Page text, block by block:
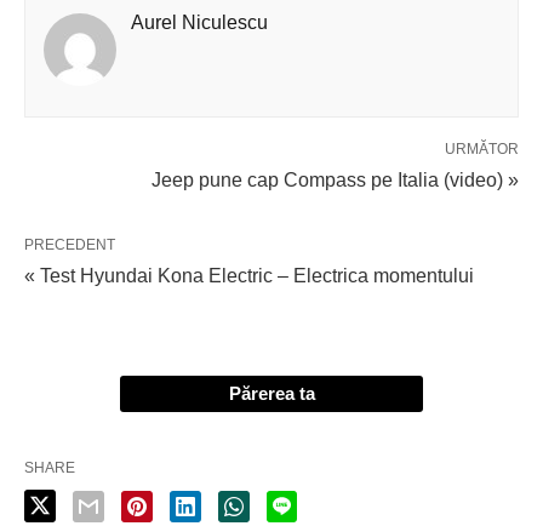
Aurel Niculescu
URMĂTOR
Jeep pune cap Compass pe Italia (video) »
PRECEDENT
« Test Hyundai Kona Electric – Electrica momentului
Părerea ta
SHARE